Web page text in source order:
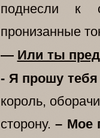
поднесли к
пронизанные
— Или ты
- Я прошу тебя
король,
сторону.– Мое